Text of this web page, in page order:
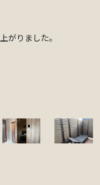
がりました。